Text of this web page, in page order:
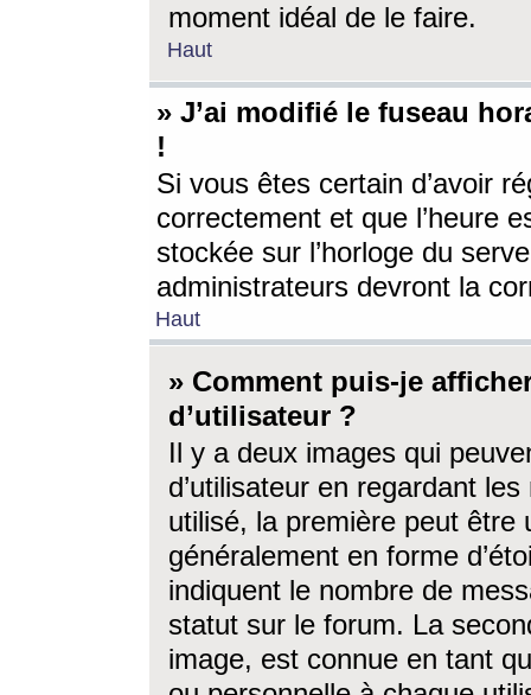
moment idéal de le faire.
Haut
» J’ai modifié le fuseau
!
Si vous êtes certain d’avoir
correctement et que l’heure
stockée sur l’horloge du
administrateurs devront la
Haut
» Comment puis-je
d’utilisateur ?
Il y a deux images qui
d’utilisateur en regardant
utilisé, la première peut être
généralement en forme
indiquent le nombre de
statut sur le forum. La
image, est connue en tant